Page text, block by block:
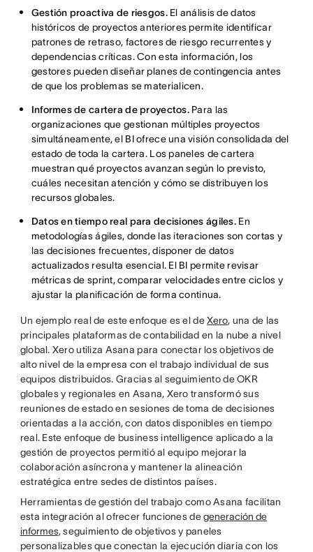
Gestión proactiva de riesgos.El análisis de datos
históricos de proyectos anteriores permite identificar
patrones de retraso, factores de riesgo recurrentes y
dependencias críticas. Con esta información, los
gestores pueden diseñar planes de contingencia antes
de que los problemas se materialicen.
Informes de cartera de proyectos.Para las
organizaciones que gestionan múltiples proyectos
simultáneamente, el BI ofrece una visión consolidada del
estado de toda la cartera. Los paneles de cartera
muestran qué proyectos avanzan según lo previsto,
cuáles necesitan atención y cómo se distribuyen los
recursos globales.
Datos en tiempo real para decisiones ágiles. En
metodologías ágiles, donde las iteraciones son cortas y
las decisiones frecuentes, disponer de datos
actualizados resulta esencial. El BI permite revisar
métricas de sprint, comparar velocidades entre ciclos y
ajustar la planificación de forma continua.
Un ejemplo real de este enfoque es el deXero, una de las
principales plataformas de contabilidad en la nube a nivel
global. Xero utiliza Asana para conectar los objetivos de
alto nivel de la empresa con el trabajo individual de sus
equipos distribuidos. Gracias al seguimiento de OKR
globales y regionales en Asana, Xero transformó sus
reuniones de estado en sesiones de toma de decisiones
orientadas a la acción, con datos disponibles en tiempo
real. Este enfoque de business intelligence aplicado a la
gestión de proyectos permitió al equipo mejorar la
colaboración asíncrona y mantener la alineación
estratégica entre sedes de distintos países.
Herramientas de gestión del trabajo como Asana facilitan
esta integración al ofrecer funciones degeneración de
informes, seguimiento de objetivos y paneles
personalizables que conectan la ejecución diaria con los